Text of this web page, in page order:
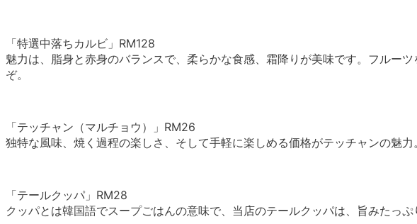
「特選中落ちカルビ」RM128
魅力は、脂身と赤身のバランスで、柔らかな食感、霜降りが美味です。フルー
ぞ。
「テッチャン（マルチョウ）」RM26
独特な風味、焼く過程の楽しさ、そして手軽に楽しめる価格がテッチャンの魅
「テールクッパ」RM28
クッパとは韓国語でスープごはんの意味で、当店のテールクッパは、旨みたっ